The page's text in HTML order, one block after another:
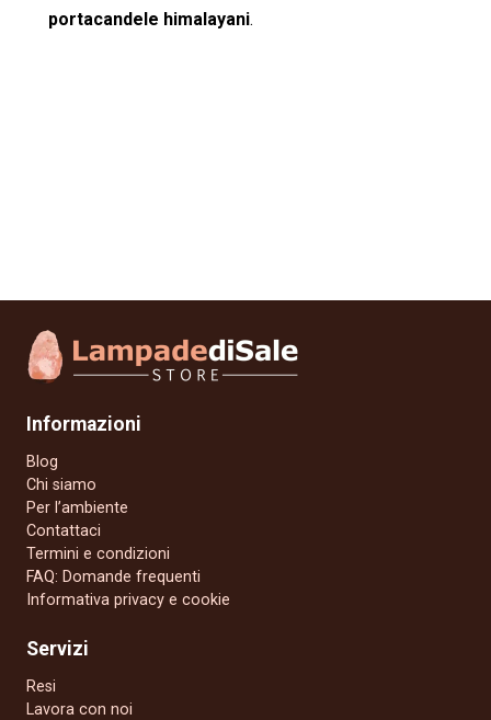
portacandele himalayani.
Informazioni
Blog
Chi siamo
Per l’ambiente
Contattaci
Termini e condizioni
FAQ: Domande frequenti
Informativa privacy e cookie
Servizi
Resi
Lavora con noi